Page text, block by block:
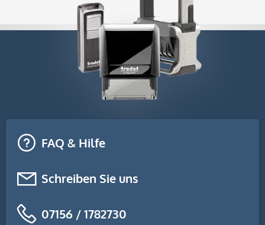
FAQ & Hilfe
Schreiben Sie uns
07156 / 1782730